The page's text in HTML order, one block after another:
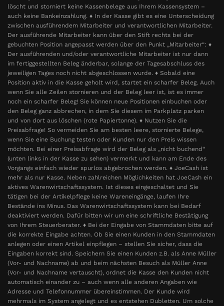
löscht und storniert keine Kassenbelege aus Ihrem Kassensystem –
auch keine Bankeinzahlung. ♦ In der Kasse gibt es eine Unterscheidung
zwischen ausführendem Mitarbeiter und verantwortlichen Mitarbeiter.
Der ausführende Mitarbeiter kann über den Stift rechts bei der
gebuchten Position angepasst werden über den Punkt „Mitarbeiter“: ♦
Der ausführenden und/oder verantwortliche Mitarbeiter ist nur dann
im fertiggestellten Beleg änderbar, solange der Tagesabschluss des
jeweiligen Tages noch nicht abgeschlossen wurde. ♦ Sobald eine
Position aktiv in die Kasse geholt wird, startet ein scharfer Beleg. Auch
wenn Sie alle Zeilen stornieren und der Beleg leer ist, ist es immer
noch ein scharfer Beleg! Sie können neue Positionen einbuchen oder
den Beleg ganz abbrechen, in dem Sie diesem im Parkplatz parken
und von dort aus löschen (rote Papiertonne). ♦ Nutzen Sie die
Preisabfrage! So vermeiden Sie am besten leere, stornierte Belege,
wenn Sie eine Buchung testen oder Kunden nur den Preis wissen
möchten. Bei einer Preisabfrage wird der Beleg als „nicht buchend“
(unten links in der Kasse zu sehen) vermerkt und kann am Ende des
Vorgangs einfach wieder spurlos abgebrochen werden. ♦ JoeCash ist
mehr als nur Kasse. Neben zahlreichen Möglichkeiten hat JoeCash ein
aktives Warenwirtschaftssystem. Ist dieses eingeschaltet und Sie
tätigen bei der Artikelpflege keine Wareneingänge, laufen Ihre
Bestände ins Minus. Das Warenwirtschaftssystem kann bei Bedarf
deaktiviert werden. Dafür bitten wir um eine schriftliche Bestätigung
von Ihrem Steuerberater. ♦ Bei der Eingabe von Stammdaten bitte auf
die korrekte Eingabe achten. Ob Sie einen Kunden in den Stammdaten
anlegen oder einen Artikel einpflegen – stellen Sie sicher, dass die
Eingaben korrekt sind. Speichern Sie einen Kunden z.B. als Anne Müller
(Vor- und Nachname) ab und beim nächsten Besuch als Müller Anne
(Vor- und Nachname vertauscht), ordnet die Kasse den Kunden nicht
automatisch einander zu – auch wenn alle anderen Angaben wie
Adresse und Telefonnummer übereinstimmen. Der Kunde wird
mehrmals im System angelegt und es entstehen Dubletten. Um solche